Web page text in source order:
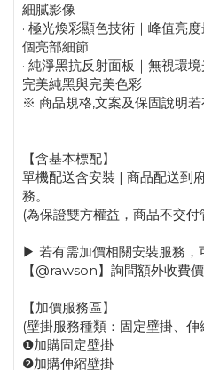
細膩影像
· 極光煥彩顯色技術｜峰值亮
個亮部細節
· 純淨黑抗反射面板｜無視環
完美純黑與完美色彩
※ 商品規格,文案及保固說明
【含基本標配】
單機配送含安裝 | 商品配送到
務。
(為保證雙方權益，商品不交付
▶ 若有需加價相關安裝服務，
【@rawson】詢問額外收費價
【加價服務區】
(壁掛服務種類：固定壁掛、
❶加購固定壁掛
❷加購伸縮壁掛